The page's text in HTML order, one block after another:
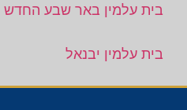
בית עלמין באר שבע החדש
בית עלמין יבנאל